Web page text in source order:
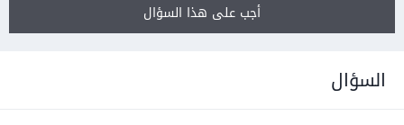
أجب على هذا السؤال
السؤال